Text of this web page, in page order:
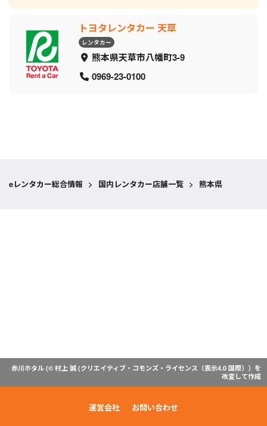
トヨタレンタカー 天草
レンタカー
熊本県天草市八幡町3-9
0969-23-0100
eレンタカー総合情報 > 国内レンタカー店舗一覧 > 熊本県
赤川ホタル (© 村上 誠 (クリエイティブ・コモンズ・ライセンス（表示4.0 国際） ）を
改変して作成
運営会社 お問い合わせ